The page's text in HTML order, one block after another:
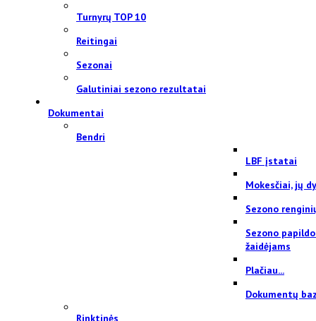
Turnyrų TOP 10
Reitingai
Sezonai
Galutiniai sezono rezultatai
Dokumentai
Bendri
LBF įstatai
Mokesčiai, jų
Sezono
Sezono
žaidėjams
Plačiau...
Dokumentų
Rinktinės